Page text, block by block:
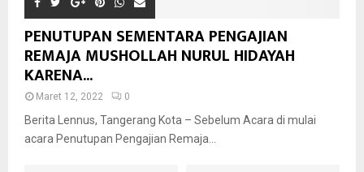
PENUTUPAN SEMENTARA PENGAJIAN
REMAJA MUSHOLLAH NURUL HIDAYAH
KARENA...
Maret 12, 2022 0
Berita Lennus, Tangerang Kota – Sebelum Acara di mulai
acara Penutupan Pengajian Remaja...